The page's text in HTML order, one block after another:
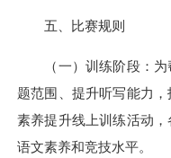
五、比赛规则
（一）训练阶段：为
题范围、提升听写能力
素养提升线上训练活动
语文素养和竞技水平。